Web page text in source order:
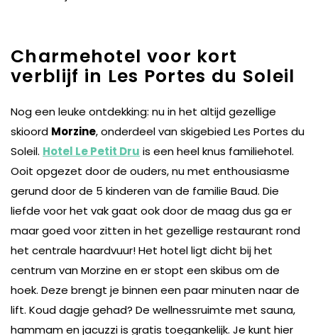
Charmehotel voor kort
verblijf in Les Portes du Soleil
Nog een leuke ontdekking: nu in het altijd gezellige
skioord Morzine, onderdeel van skigebied Les Portes du
Soleil. Hotel Le Petit Dru is een heel knus familiehotel.
Ooit opgezet door de ouders, nu met enthousiasme
gerund door de 5 kinderen van de familie Baud. Die
liefde voor het vak gaat ook door de maag dus ga er
maar goed voor zitten in het gezellige restaurant rond
het centrale haardvuur! Het hotel ligt dicht bij het
centrum van Morzine en er stopt een skibus om de
hoek. Deze brengt je binnen een paar minuten naar de
lift. Koud dagje gehad? De wellnessruimte met sauna,
hammam en jacuzzi is gratis toegankelijk. Je kunt hier